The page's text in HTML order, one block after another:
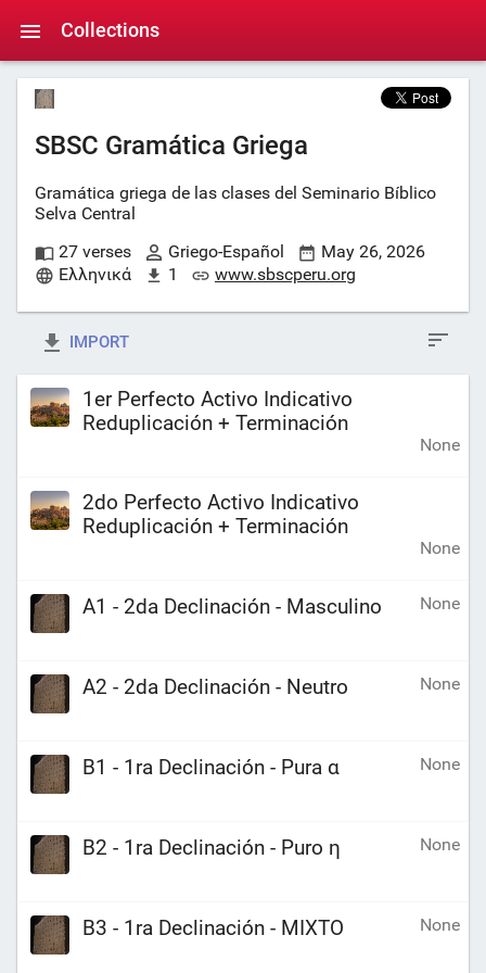
Collections
SBSC Gramática Griega
Gramática griega de las clases del Seminario Bíblico
Selva Central
27 verses
Griego-Español
May 26, 2026
Ελληνικά
1 www.sbscperu.org
IMPORT
1er Perfecto Activo Indicativo
Reduplicación + Terminación
None
2do Perfecto Activo Indicativo
Reduplicación + Terminación
None
A1 - 2da Declinación - Masculino None
A2 - 2da Declinación - Neutro None
B1 - 1ra Declinación - Pura α None
B2 - 1ra Declinación - Puro η None
B3 - 1ra Declinación - MIXTO None